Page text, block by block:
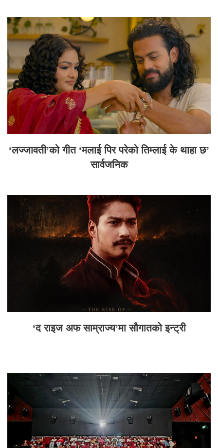
‘लज्जावती’को गीत ‘मलाई पिर परेको तिम्लाई के थाहा छ’
सार्वजनिक
‘द राइज अफ साम्राज्य’मा सौगातको इन्ट्री